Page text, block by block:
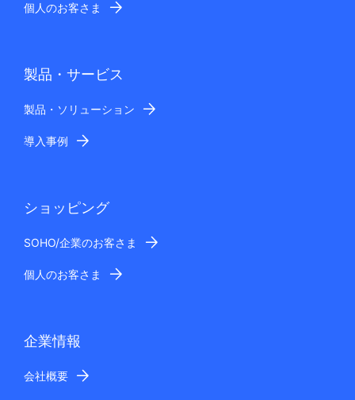
個人のお客さま
製品・サービス
製品・ソリューション
導入事例
ショッピング
SOHO/企業のお客さま
個人のお客さま
企業情報
会社概要